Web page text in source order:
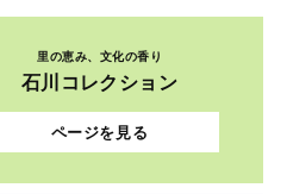
里の恵み、文化の香り
石川コレクション
ページを見る